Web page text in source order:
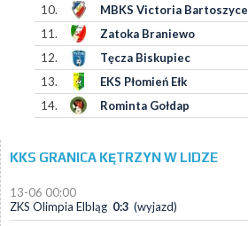
10.
MBKS Victoria Bartoszyce
11.
Zatoka Braniewo
12.
Tęcza Biskupiec
13.
EKS Płomień Ełk
14.
Rominta Gołdap
KKS GRANICA KĘTRZYN W LIDZE
13-06 00:00
ZKS Olimpia Elbląg 0:3 (wyjazd)